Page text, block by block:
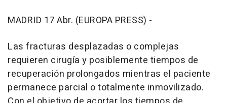
MADRID 17 Abr. (EUROPA PRESS) -
Las fracturas desplazadas o complejas
requieren cirugía y posiblemente tiempos de
recuperación prolongados mientras el paciente
permanece parcial o totalmente inmovilizado.